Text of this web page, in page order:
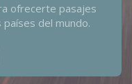
ofrecerte pasajes
del mundo.